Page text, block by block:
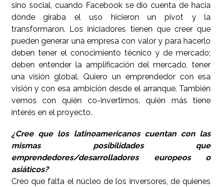
sino social, cuando Facebook se dio cuenta de hacia
dónde giraba el uso hicieron un pivot y la
transformaron. Los iniciadores tienen que creer que
pueden generar una empresa con valor y para hacerlo
deben tener el conocimiento técnico y de mercado;
deben entender la amplificación del mercado, tener
una visión global. Quiero un emprendedor con esa
visión y con esa ambición desde el arranque. También
vemos con quién co-invertimos, quién más tiene
interés en el proyecto.
¿Cree que los latinoamericanos cuentan con las
mismas posibilidades que
emprendedores/desarrolladores europeos o
asiáticos?
Creo que falta el núcleo de los inversores, de quienes